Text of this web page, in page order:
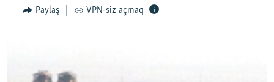
FƏRQƏ BAX
MULTIMEDIA
Paylaş VPN-siz açmaq